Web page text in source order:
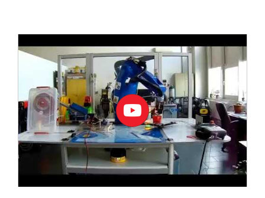
Proszę się zalogować